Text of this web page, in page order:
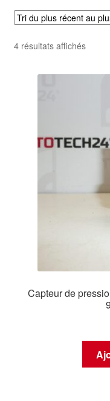
4 résultats affichésTrié
plus
Capteur de